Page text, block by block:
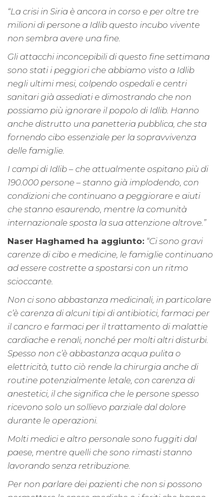
“La crisi in Siria è ancora in corso e per oltre tre
milioni di persone a Idlib questo incubo vivente
non sembra avere una fine.
Gli attacchi inconcepibili di questo fine settimana
sono stati i peggiori che abbiamo visto a Idlib
negli ultimi mesi, colpendo ospedali e centri
sanitari già assediati e dimostrando che non
possiamo più ignorare il popolo di Idlib. Hanno
anche distrutto una panetteria pubblica, che sta
fornendo cibo essenziale per la sopravvivenza
delle famiglie.
I campi di Idlib – che attualmente ospitano più di
190.000 persone – stanno già implodendo, con
condizioni che continuano a peggiorare e aiuti
che stanno esaurendo, mentre la comunità
internazionale sposta la sua attenzione altrove.”
Naser Haghamed ha aggiunto: “Ci sono gravi
carenze di cibo e medicine, le famiglie continuano
ad essere costrette a spostarsi con un ritmo
scioccante.
Non ci sono abbastanza medicinali, in particolare
c’è carenza di alcuni tipi di antibiotici, farmaci per
il cancro e farmaci per il trattamento di malattie
cardiache e renali, nonché per molti altri disturbi.
Spesso non c’è abbastanza acqua pulita o
elettricità, tutto ciò rende la chirurgia anche di
routine potenzialmente letale, con carenza di
anestetici, il che significa che le persone spesso
ricevono solo un sollievo parziale dal dolore
durante le operazioni.
Molti medici e altro personale sono fuggiti dal
paese, mentre quelli che sono rimasti stanno
lavorando senza retribuzione.
Per non parlare dei pazienti che non si possono